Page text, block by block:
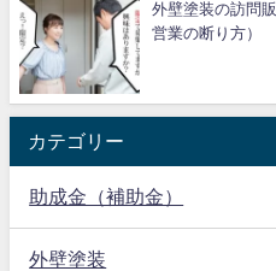
外壁塗装の訪問
営業の断り方）
カテゴリー
助成金（補助金）
外壁塗装